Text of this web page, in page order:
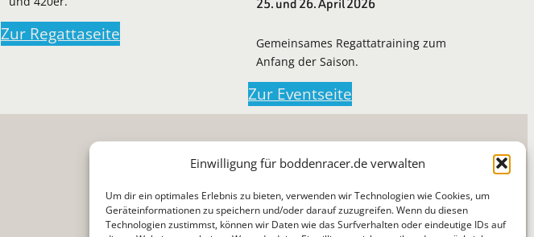
Einwilligung für boddenracer.de verwalten
Um dir ein optimales Erlebnis zu bieten, verwenden wir Technologien wie Cookies, um
Geräteinformationen zu speichern und/oder darauf zuzugreifen. Wenn du diesen
Technologien zustimmst, können wir Daten wie das Surfverhalten oder eindeutige IDs auf
Zur Regattaseite
25. und 26. April 2026
Gemeinsames Regattatraining zum
Anfang der Saison.
Zur Eventseite
Suchen